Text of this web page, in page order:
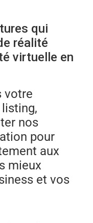
qui
réalité
virtuelle en
votre
nos
pour
aux
mieux
et vos